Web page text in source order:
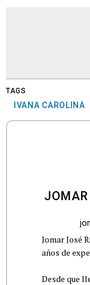
TAGS
IVANA CAROLINA
JOMAR
Jomar José
años de
Desde que